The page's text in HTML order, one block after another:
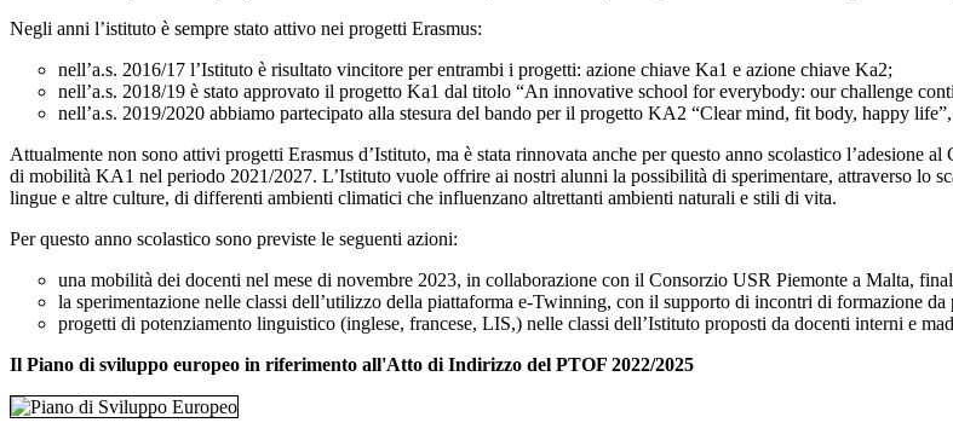
Negli anni l’istituto è sempre stato attivo nei progetti Erasmus:
nell’a.s. 2016/17 l’Istituto è risultato vincitore per entrambi i progetti: azione chiave Ka1 e azione chiave Ka2;
nell’a.s. 2018/19 è stato approvato il progetto Ka1 dal titolo “An innovative school for everybody: our challenge
nell’a.s. 2019/2020 abbiamo partecipato alla stesura del bando per il progetto KA2 “Clear mind, fit body, happy
Attualmente non sono attivi progetti Erasmus d’Istituto, ma è stata rinnovata anche per questo anno scolastico l’adesione
di mobilità KA1 nel periodo 2021/2027. L’Istituto vuole offrire ai nostri alunni la possibilità di sperimentare, attraverso lo
lingue e altre culture, di differenti ambienti climatici che influenzano altrettanti ambienti naturali e stili di vita.
Per questo anno scolastico sono previste le seguenti azioni:
una mobilità dei docenti nel mese di novembre 2023, in collaborazione con il Consorzio USR Piemonte a Malta,
la sperimentazione nelle classi dell’utilizzo della piattaforma e-Twinning, con il supporto di incontri di formazione da
progetti di potenziamento linguistico (inglese, francese, LIS,) nelle classi dell’Istituto proposti da docenti interni e
Il Piano di sviluppo europeo in riferimento all'Atto di Indirizzo del PTOF 2022/2025